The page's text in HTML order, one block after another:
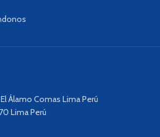
El Álamo Comas Lima Perú
Lima Perú